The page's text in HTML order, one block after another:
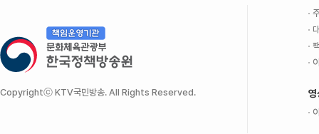
Copyrightⓒ KTV국민방송. All Rights Reserved. 영